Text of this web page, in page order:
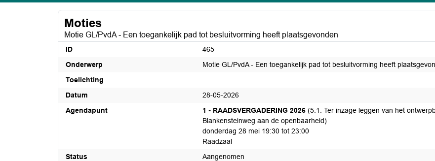
Moties
Motie GL/PvdA - Een toegankelijk pad tot besluitvorming heeft plaatsgevonden
ID
465
Onderwerp
Motie GL/PvdA - Een toegankelijk pad tot besluitvorming heeft
Toelichting
Datum
28-05-2026
Agendapunt
1 - RAADSVERGADERING 2026 (5.1. Ter inzage leggen van het
Blankensteinweg aan de openbaarheid)
donderdag 28 mei 19:30 tot 23:00
Raadzaal
Status
Aangenomen